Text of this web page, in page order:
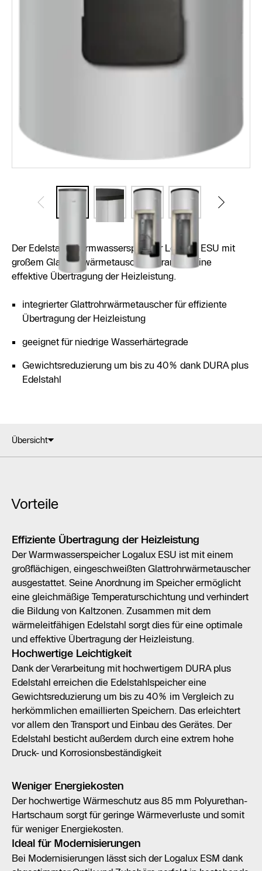
Der Edelstahl-Warmwasserspeicher Logalux ESU mit
großem Glattrohrwärmetauscher garantiert eine
effektive Übertragung der Heizleistung.
integrierter Glattrohrwärmetauscher für effiziente
Übertragung der Heizleistung
geeignet für niedrige Wasserhärtegrade
Gewichtsreduzierung um bis zu 40% dank DURA plus
Edelstahl
Übersicht
Vorteile
Effiziente Übertragung der Heizleistung
Der Warmwasserspeicher Logalux ESU ist mit einem
großflächigen, eingeschweißten Glattrohrwärmetauscher
ausgestattet. Seine Anordnung im Speicher ermöglicht
eine gleichmäßige Temperaturschichtung und verhindert
die Bildung von Kaltzonen. Zusammen mit dem
wärmeleitfähigen Edelstahl sorgt dies für eine optimale
und effektive Übertragung der Heizleistung.
Hochwertige Leichtigkeit
Dank der Verarbeitung mit hochwertigem DURA plus
Edelstahl erreichen die Edelstahlspeicher eine
Gewichtsreduzierung um bis zu 40% im Vergleich zu
herkömmlichen emaillierten Speichern. Das erleichtert
vor allem den Transport und Einbau des Gerätes. Der
Edelstahl besticht außerdem durch eine extrem hohe
Druck- und Korrosionsbeständigkeit
Weniger Energiekosten
Der hochwertige Wärmeschutz aus 85 mm Polyurethan-
Hartschaum sorgt für geringe Wärmeverluste und somit
für weniger Energiekosten.
Ideal für Modernisierungen
Bei Modernisierungen lässt sich der Logalux ESM dank